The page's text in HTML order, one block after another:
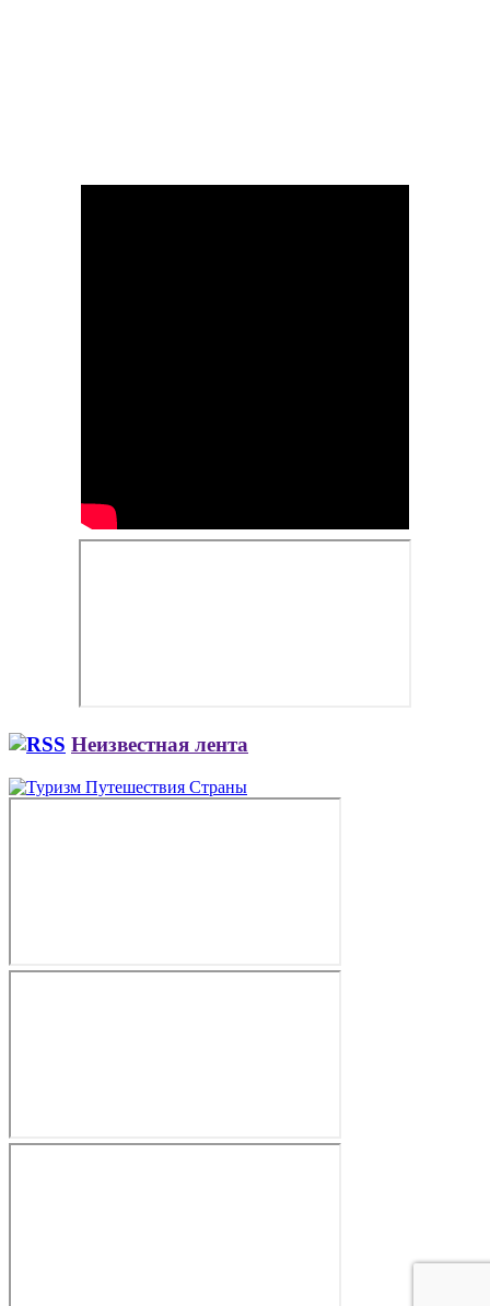
Неизвестная лента